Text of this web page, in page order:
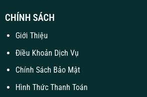
CHÍNH SÁCH
Giới Thiệu
Điều Khoản Dịch Vụ
Chính Sách Bảo Mật
Hình Thức Thanh Toán